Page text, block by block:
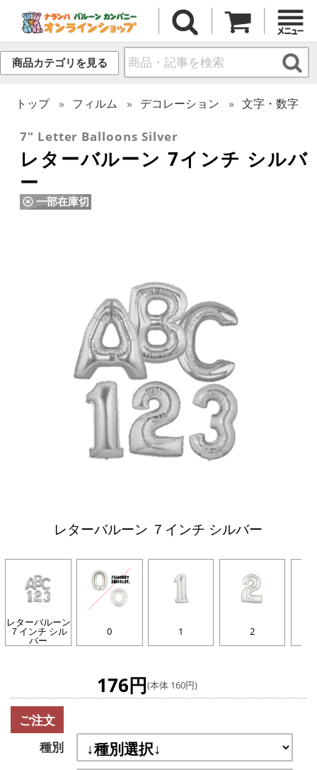
商品カテゴリを見る
トップ フィルム デコレーション 文字・数字
7" Letter Balloons Silver
レターバルーン 7インチ シルバ
ー
一部在庫切
レターバルーン ７インチ シルバー
レターバルーン
７インチ シル
バー
0 1 2
176円(本体 160円)
ご注文
種別